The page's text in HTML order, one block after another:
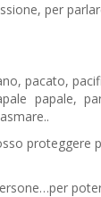
per
pacato,
papale,
proteggere